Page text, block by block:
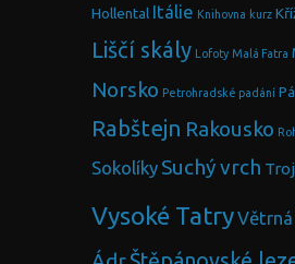
Hollental Itálie Knihovna kurz
Liščí skály Lofoty Malá Fatra
Norsko Petrohradské padání
Rabštejn Rakousko
Sokolíky Suchý vrch
Vysoké Tatry